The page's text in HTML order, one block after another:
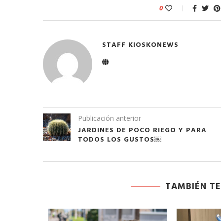
0
STAFF KIOSKONEWS
Publicación anterior
JARDINES DE POCO RIEGO Y PARA
TODOS LOS GUSTOS￼
TAMBIÉN